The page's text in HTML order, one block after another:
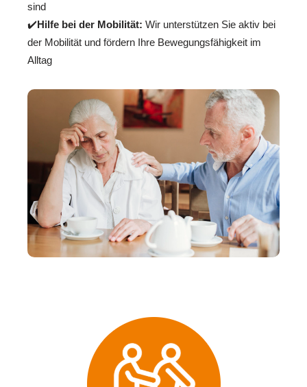
sind
✔️Hilfe bei der Mobilität: Wir unterstützen Sie aktiv bei
der Mobilität und fördern Ihre Bewegungsfähigkeit im
Alltag